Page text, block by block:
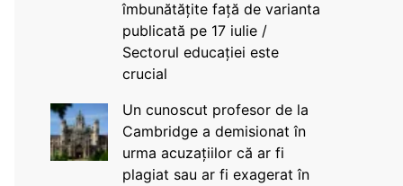
îmbunătățite față de varianta
publicată pe 17 iulie /
Sectorul educației este
crucial
Un cunoscut profesor de la
Cambridge a demisionat în
urma acuzațiilor că ar fi
plagiat sau ar fi exagerat în